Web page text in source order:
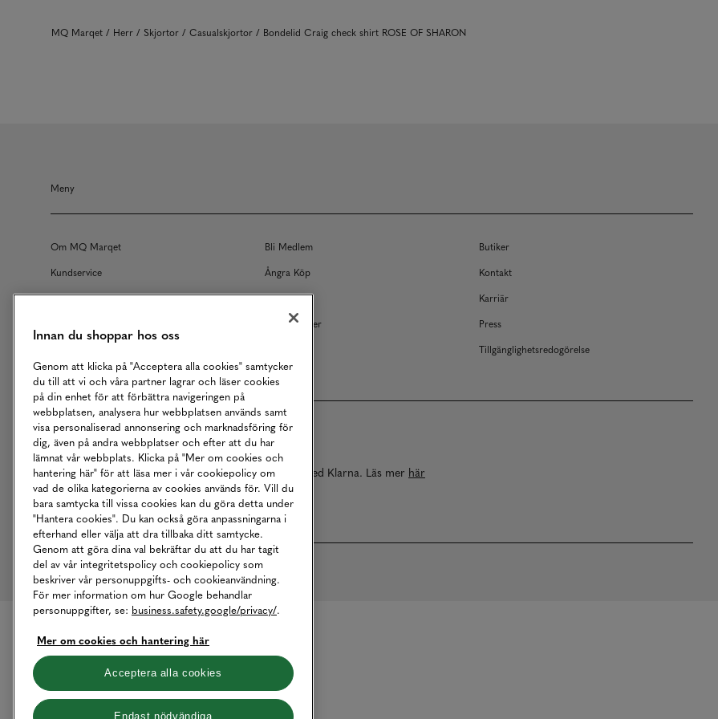
MQ Marqet Herr Skjortor Casualskjortor Bondelid Craig check shirt ROSE OF SHARON
Meny
Om MQ Marqet Bli Medlem
Butiker
Kundservice
Ångra Köp
Kontakt
Returer
Köpvillkor
Karriär
Våra Tjänster
Press
Tillgänglighetsredogörelse
Betalningar online sköts i samarbete med Klarna. Läs mer här
Innan du shoppar hos oss
Genom att klicka på "Acceptera alla cookies" samtycker
du till att vi och våra partner lagrar och läser cookies
på din enhet för att förbättra navigeringen på
webbplatsen, analysera hur webbplatsen används samt
visa personaliserad annonsering och marknadsföring för
dig, även på andra webbplatser och efter att du har
lämnat vår webbplats. Klicka på "Mer om cookies och
hantering här" för att läsa mer i vår cookiepolicy om
vad de olika kategorierna av cookies används för. Vill du
bara samtycka till vissa cookies kan du göra detta under
"Hantera cookies". Du kan också göra anpassningarna i
efterhand eller välja att dra tillbaka ditt samtycke.
Genom att göra dina val bekräftar du att du har tagit
del av vår integritetspolicy och cookiepolicy som
beskriver vår personuppgifts- och cookieanvändning.
För mer information om hur Google behandlar
personuppgifter, se: business.safety.google/privacy/.
Mer om cookies och hantering här
Acceptera alla cookies
Endast nödvändiga